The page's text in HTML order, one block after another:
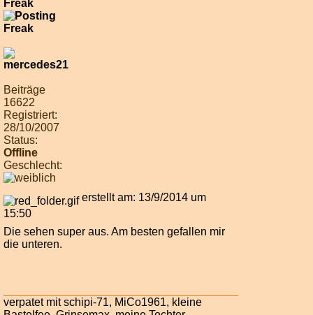
Freak
Beiträge
16622
Registriert:
28/10/2007
Status:
Offline
Geschlecht:
erstellt am: 13/9/2014 um
15:50
Die sehen super aus. Am besten gefallen mir
die unteren.
verpatet mit schipi-71, MiCo1961, kleine